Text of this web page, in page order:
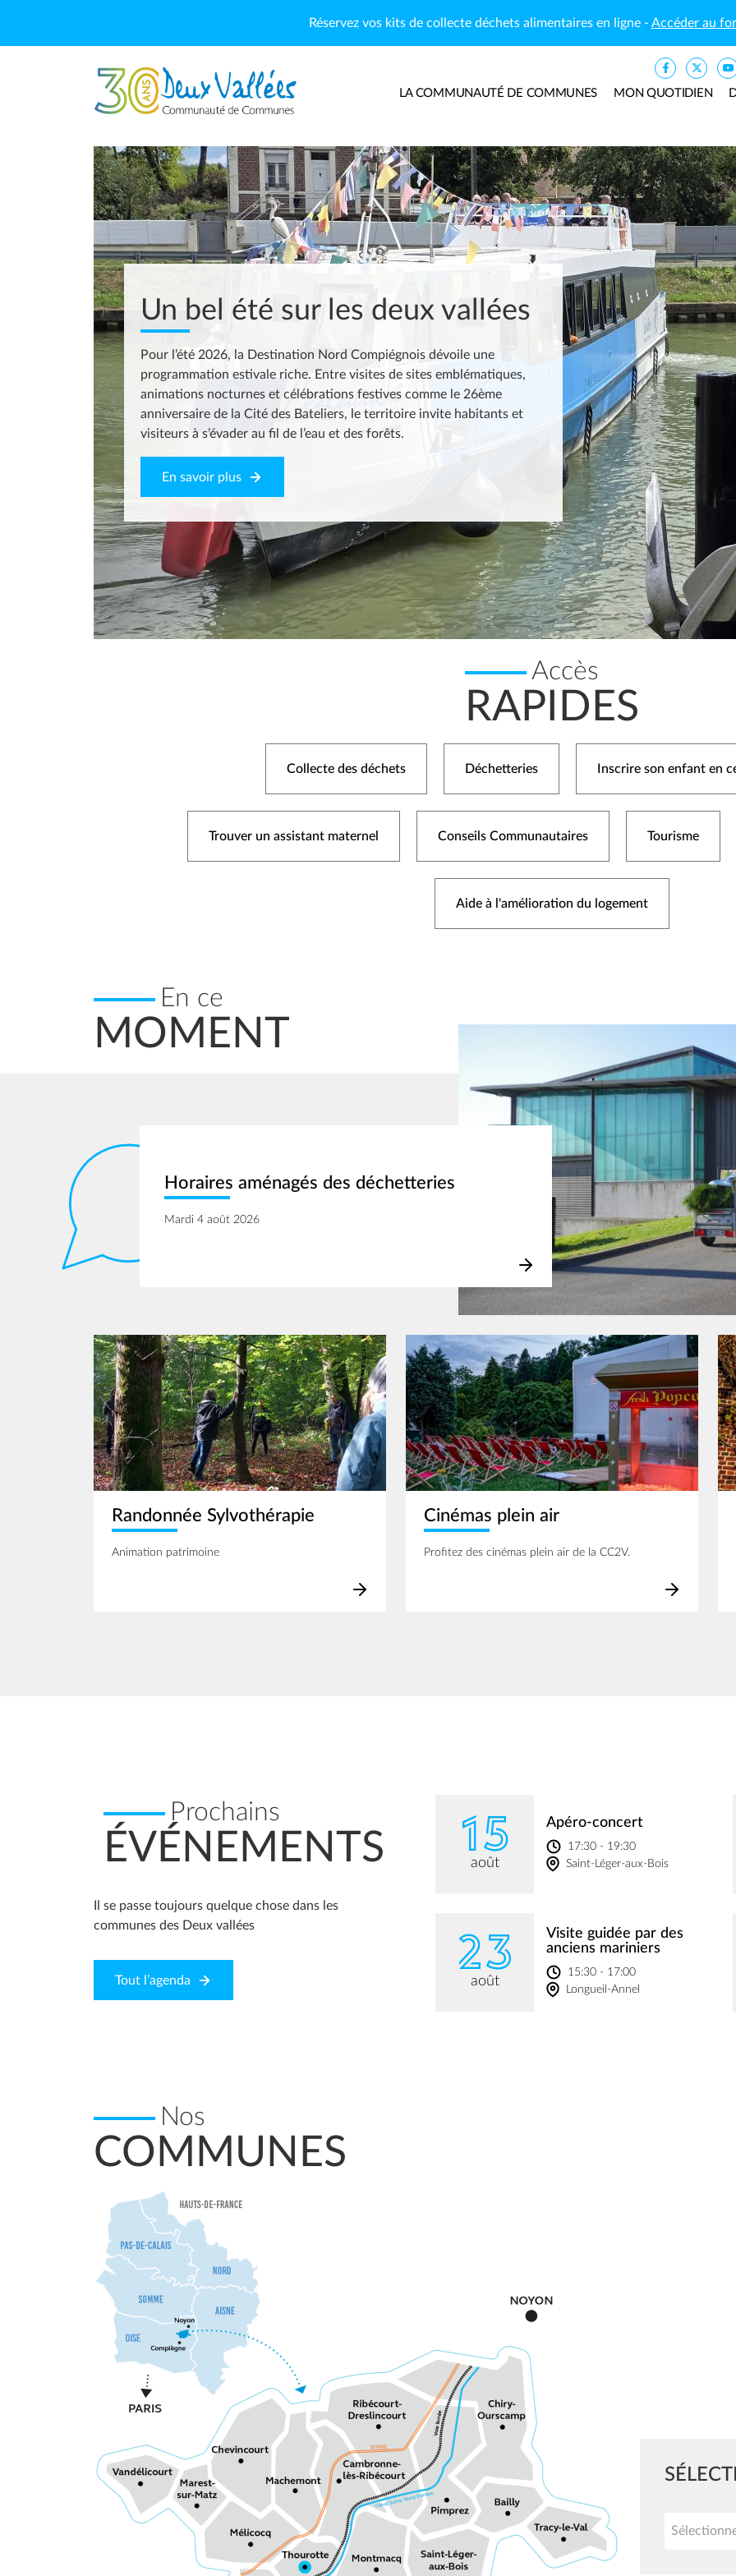
Réservez vos kits de collecte déchets alimentaires en ligne - Accéder au
LA COMMUNAUTÉ DE COMMUNES MON QUOTIDIEN
Bienvenue sur les Deux Vallées
Communauté de Communes des Deux Vallées (60).
Découvrir
Un bel été sur les deux vallées
Pour l’été 2026, la Destination Nord Compiégnois dévoile une
programmation estivale riche. Entre visites de sites emblématiques,
animations nocturnes et célébrations festives comme le 26ème
anniversaire de la Cité des Bateliers, le territoire invite habitants et
visiteurs à s’évader au fil de l’eau et des forêts.
En savoir plus
Accès
RAPIDES
Collecte des déchets Déchetteries Inscrire son enfant en
Trouver un assistant maternel Conseils Communautaires Tourisme
Aide à l'amélioration du logement
En ce
MOMENT
Horaires aménagés des déchetteries
Mardi 4 août 2026
Image
Randonnée Sylvothérapie
Animation patrimoine
Image
Cinémas plein air
Profitez des cinémas plein air de la CC2V.
Prochains
ÉVÉNEMENTS
Il se passe toujours quelque chose dans les
communes des Deux vallées
Tout l’agenda
15
août
Apéro-concert
17:30 - 19:30
Saint-Léger-aux-Bois
23
août
Visite guidée par des
anciens mariniers
15:30 - 17:00
Longueil-Annel
Nos
COMMUNES